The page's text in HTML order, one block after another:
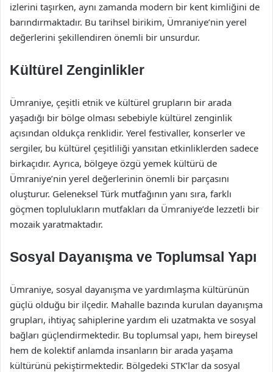
izlerini taşırken, aynı zamanda modern bir kent kimliğini de
barındırmaktadır. Bu tarihsel birikim, Ümraniye’nin yerel
değerlerini şekillendiren önemli bir unsurdur.
Kültürel Zenginlikler
Ümraniye, çeşitli etnik ve kültürel grupların bir arada
yaşadığı bir bölge olması sebebiyle kültürel zenginlik
açısından oldukça renklidir. Yerel festivaller, konserler ve
sergiler, bu kültürel çeşitliliği yansıtan etkinliklerden sadece
birkaçıdır. Ayrıca, bölgeye özgü yemek kültürü de
Ümraniye’nin yerel değerlerinin önemli bir parçasını
oluşturur. Geleneksel Türk mutfağının yanı sıra, farklı
göçmen toplulukların mutfakları da Ümraniye’de lezzetli bir
mozaik yaratmaktadır.
Sosyal Dayanışma ve Toplumsal Yapı
Ümraniye, sosyal dayanışma ve yardımlaşma kültürünün
güçlü olduğu bir ilçedir. Mahalle bazında kurulan dayanışma
grupları, ihtiyaç sahiplerine yardım eli uzatmakta ve sosyal
bağları güçlendirmektedir. Bu toplumsal yapı, hem bireysel
hem de kolektif anlamda insanların bir arada yaşama
kültürünü pekiştirmektedir. Bölgedeki STK’lar da sosyal